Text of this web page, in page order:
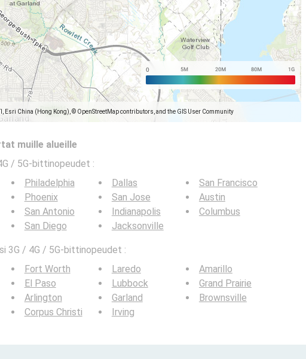
Esri China (Hong Kong), © OpenStreetMap contributors, and the GIS User Community
muille alueille
/ 5G-bittinopeudet :
Philadelphia
Phoenix
San Antonio
San Diego
Dallas
San Jose
Indianapolis
Jacksonville
San Francisco
Austin
Columbus
3G / 4G / 5G-bittinopeudet :
Fort Worth
El Paso
Arlington
Corpus Christi
Laredo
Lubbock
Garland
Irving
Amarillo
Grand Prairie
Brownsville